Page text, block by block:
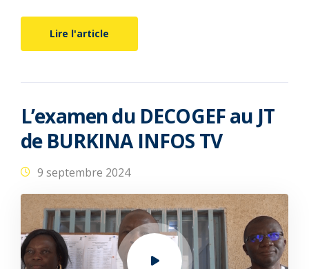
Lire l'article
L’examen du DECOGEF au JT
de BURKINA INFOS TV
9 septembre 2024